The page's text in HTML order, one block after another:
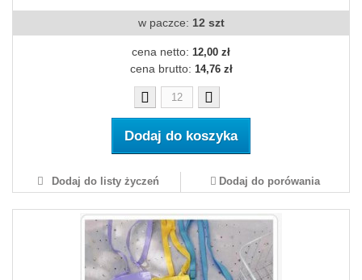
w paczce: 12 szt
cena netto: 12,00 zł
cena brutto: 14,76 zł
Dodaj do koszyka
Dodaj do listy życzeń Dodaj do porówania